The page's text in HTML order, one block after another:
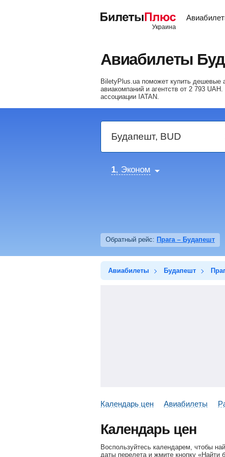
Авиабилеты
BiletyPlus.ua поможет купить
авиакомпаний и агентств от 2 793 UAH .
ассоциации IATAN.
1, Эконом
Обратный рейс: Прага – Будапешт
Авиабилеты Будапешт
Календарь цен Авиабилеты
Календарь цен
Воспользуйтесь календарем, чтобы
даты перелета и жмите кнопку